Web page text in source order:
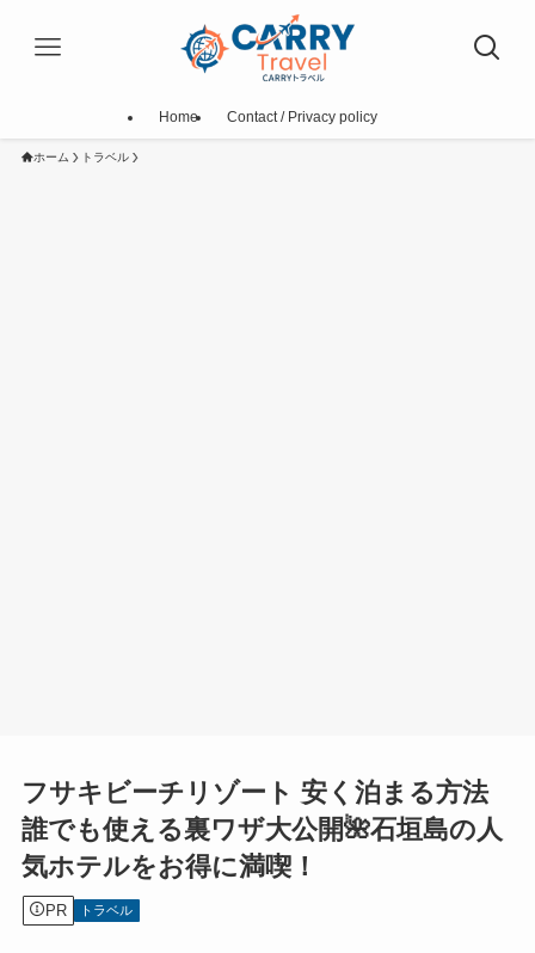
Home Contact / Privacy policy
ホーム トラベル
フサキビーチリゾート 安く泊まる方法
誰でも使える裏ワザ大公開🌺石垣島の人
気ホテルをお得に満喫！
PR トラベル